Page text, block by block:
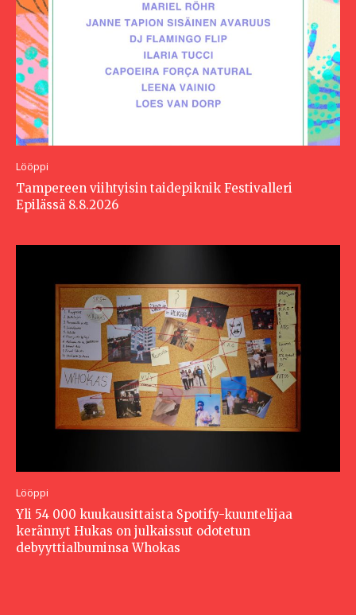
Lööppi
Tampereen viihtyisin taidepiknik Festivalleri
Epilässä 8.8.2026
Lööppi
Yli 54 000 kuukausittaista Spotify-kuuntelijaa
kerännyt Hukas on julkaissut odotetun
debyyttialbuminsa Whokas